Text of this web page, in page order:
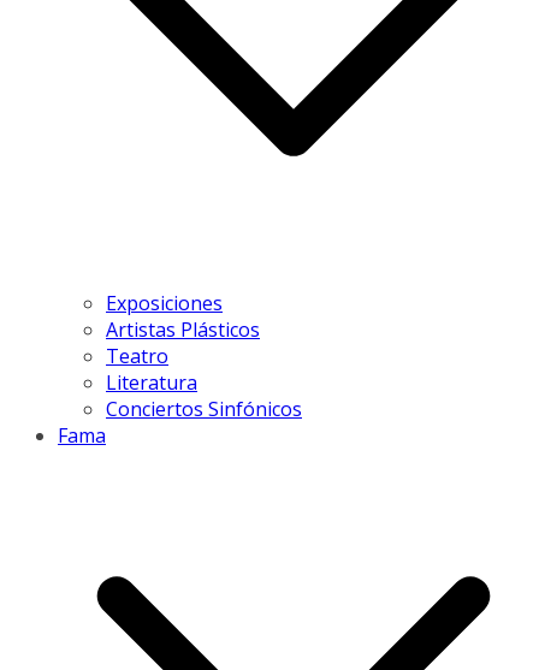
Exposiciones
Artistas Plásticos
Teatro
Literatura
Conciertos Sinfónicos
Fama